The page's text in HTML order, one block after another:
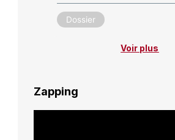
Dossier
Voir plus
Zapping